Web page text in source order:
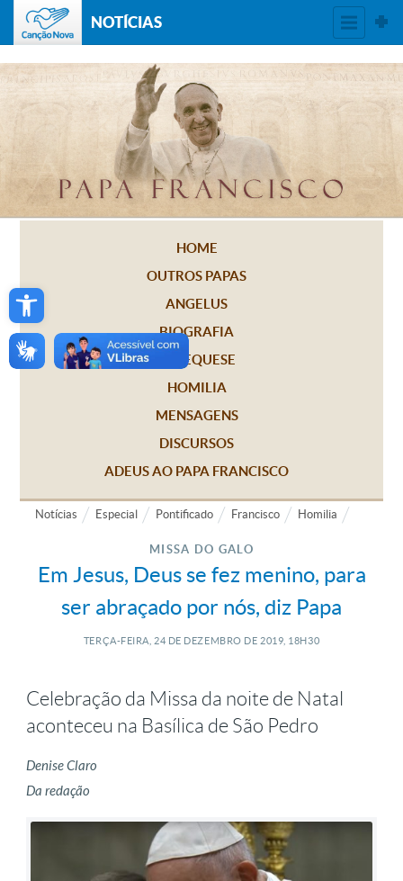
Open toolbar
NOTÍCIAS
HOME
OUTROS PAPAS
ANGELUS
BIOGRAFIA
CATEQUESE
HOMILIA
MENSAGENS
DISCURSOS
ADEUS AO PAPA FRANCISCO
Notícias Especial Pontificado Francisco Homilia
MISSA DO GALO
Em Jesus, Deus se fez menino, para
ser abraçado por nós, diz Papa
TERÇA-FEIRA, 24 DE DEZEMBRO DE 2019, 18H30
Celebração da Missa da noite de Natal
aconteceu na Basílica de São Pedro
Denise Claro
Da redação